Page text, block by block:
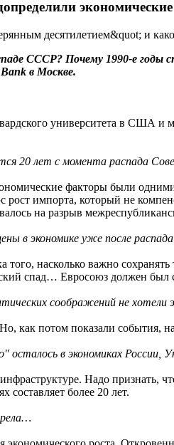
десятилетием&quot; и
СССР? Почему 1990-е
в Москве.
университета в США и
20 лет с момента распада
факторы были
импорта, который не
на разрыв
в экономике уже после
насколько важно
спад… Евросоюз должен
соображений не хотели
как потом показали события,
осталось в экономиках России,
Надо признать,
составляет более 20 лет.